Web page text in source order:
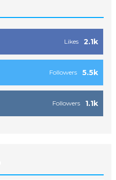
2.1k
Likes
5.5k
Followers
1.1k
Followers